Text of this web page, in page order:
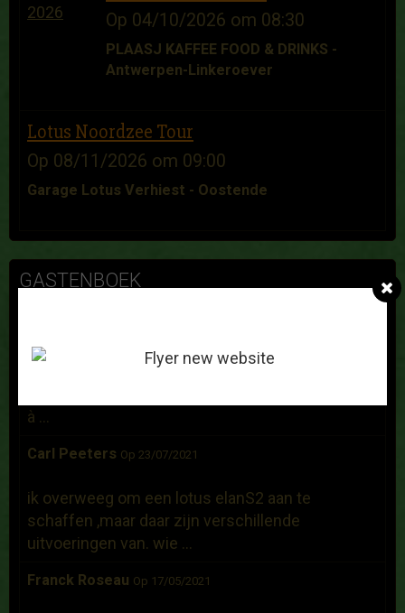
Op 04/10/2026 om 08:30
PLAASJ KAFFEE FOOD & DRINKS -
Antwerpen-Linkeroever
Lotus Noordzee Tour
Op 08/11/2026 om 09:00
Garage Lotus Verhiest - Oostende
GASTENBOEK
Bonjour, Je recherche un hard top d'occasion
à ...
Carl Peeters Op 23/07/2021
ik overweeg om een lotus elanS2 aan te
schaffen ,maar daar zijn verschillende
uitvoeringen van. wie ...
Franck Roseau Op 17/05/2021